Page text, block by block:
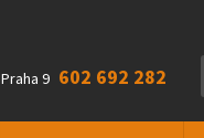
Praha 9 602 692 282